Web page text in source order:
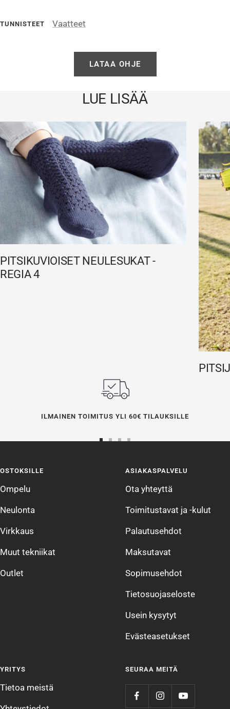
TUNNISTEET Vaatteet
LATAA OHJE
LUE LISÄÄ
PITSIKUVIOISET NEULESUKAT -
REGIA 4
ILMAINEN TOIMITUS YLI 60€ TILAUKSILLE
4
OSTOKSILLE
Ompelu
Neulonta
Virkkaus
Muut tekniikat
Outlet
ASIAKASPALVELU
Ota yhteyttä
Toimitustavat ja -kulut
Palautusehdot
Maksutavat
Sopimusehdot
Tietosuojaseloste
Usein kysytyt
Evästeasetukset
YRITYS
Tietoa meistä
SEURAA MEITÄ